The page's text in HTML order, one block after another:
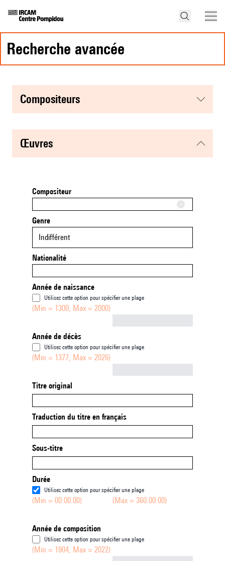
recherche avancée
compositeurs
œuvres
Compositeur
Genre
Indifférent
Nationalité
Année de naissance
Utilisez cette option pour spécifier une plage
(Min = 1300, Max = 2000)
Année de décès
Utilisez cette option pour spécifier une plage
(Min = 1377, Max = 2026)
Titre original
Traduction du titre en français
Sous-titre
Durée
Utilisez cette option pour spécifier une plage
(Min = 00:00:00) (Max = 360:00:00)
Année de composition
Utilisez cette option pour spécifier une plage
(Min = 1904, Max = 2022)